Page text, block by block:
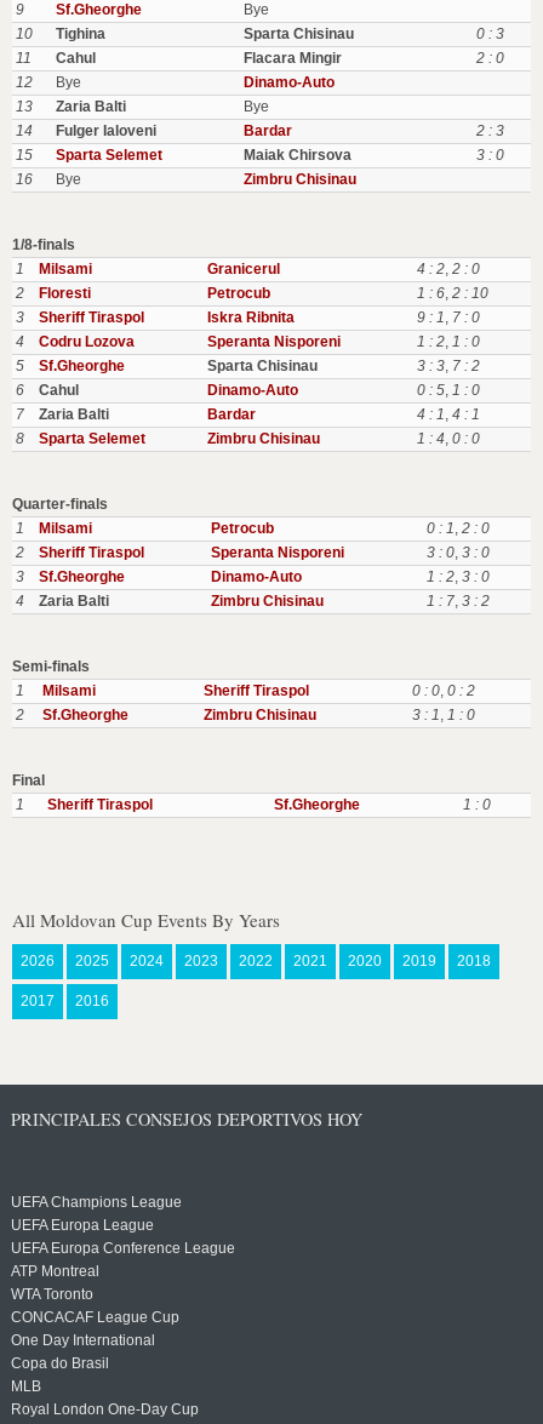
9
Sf.Gheorghe
Bye
10
Tighina Sparta Chisinau
0 : 3
11
Cahul Flacara Mingir
2 : 0
12
Bye
Dinamo-Auto
13
Zaria Balti
Bye
14
Fulger Ialoveni Bardar
2 : 3
15
Sparta Selemet Maiak Chirsova
3 : 0
16
Bye Zimbru Chisinau
1/8-finals
1
Milsami Granicerul 4 : 2, 2 : 0
2
Floresti Petrocub 1 : 6, 2 : 10
3
Sheriff Tiraspol Iskra Ribnita 9 : 1, 7 : 0
4
Codru Lozova Speranta Nisporeni 1 : 2, 1 : 0
5
Sf.Gheorghe Sparta Chisinau 3 : 3, 7 : 2
6
Cahul Dinamo-Auto 0 : 5, 1 : 0
7
Zaria Balti Bardar 4 : 1, 4 : 1
8
Sparta Selemet Zimbru Chisinau 1 : 4, 0 : 0
Quarter-finals
1
Milsami Petrocub 0 : 1, 2 : 0
2
Sheriff Tiraspol Speranta Nisporeni 3 : 0, 3 : 0
3
Sf.Gheorghe Dinamo-Auto 1 : 2, 3 : 0
4
Zaria Balti Zimbru Chisinau 1 : 7, 3 : 2
Semi-finals
1
Milsami Sheriff Tiraspol 0 : 0, 0 : 2
2
Sf.Gheorghe Zimbru Chisinau 3 : 1, 1 : 0
Final
1
Sheriff Tiraspol Sf.Gheorghe 1 : 0
All Moldovan Cup Events By Years
2026 2025 2024 2023 2022 2021 2020 2019 2018
2017 2016
PRINCIPALES CONSEJOS DEPORTIVOS HOY
UEFA Champions League
UEFA Europa League
UEFA Europa Conference League
ATP Montreal
WTA Toronto
CONCACAF League Cup
One Day International
Copa do Brasil
MLB
Royal London One-Day Cup